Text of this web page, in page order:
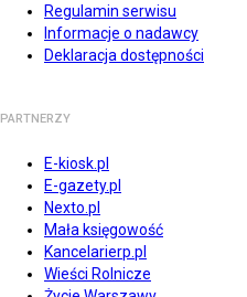
Regulamin serwisu
Informacje o nadawcy
Deklaracja dostępności
PARTNERZY
E-kiosk.pl
E-gazety.pl
Nexto.pl
Mała księgowość
Kancelarierp.pl
Wieści Rolnicze